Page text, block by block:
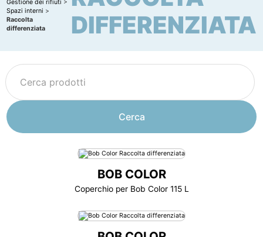
Gestione dei rifiuti >
Spazi interni >
Raccolta
differenziata
DIFFERENZIATA
BOB COLOR
Coperchio per Bob Color 115 L